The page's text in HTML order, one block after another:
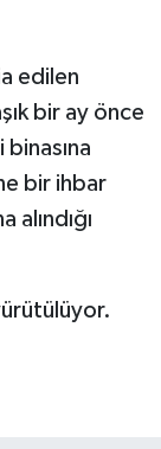
edilen
bir ay önce
bir ihbar